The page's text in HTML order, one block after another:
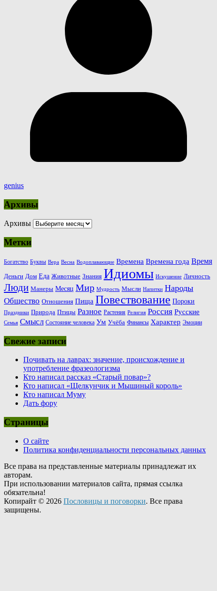
genius
Архивы
Архивы
Метки
Богатство Буквы Вера Весна Водоплавающие Времена Времена года Время
Деньги Дом Еда Животные Знания Идиомы Искушение Личность
Люди Манеры Месяц Мир Мудрость Мысли Напитки Народы
Общество Отношения Пища Повествование Пороки
Праздники Природа Птицы Разное Растения Религия Россия Русские
Семья Смысл Состояние человека Ум Учёба Финансы Характер Эмоции
Свежие записи
Почивать на лаврах: значение, происхождение и
употребление фразеологизма
Кто написал рассказ «Старый повар»?
Кто написал «Щелкунчик и Мышиный король»
Кто написал Муму
Дать фору
Страницы
О сайте
Политика конфиденциальности персональных данных
Все права на представленные материалы принадлежат их
авторам.
При использовании материалов сайта, прямая ссылка
обязательна!
Копирайт © 2026 Пословицы и поговорки. Все права
защищены.